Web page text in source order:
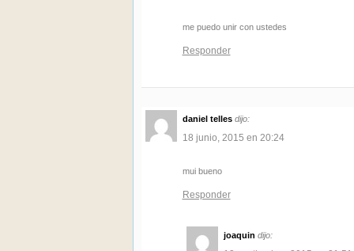
me puedo unir con ustedes
Responder
daniel telles dijo:
18 junio, 2015 en 20:24
mui bueno
Responder
joaquin dijo: